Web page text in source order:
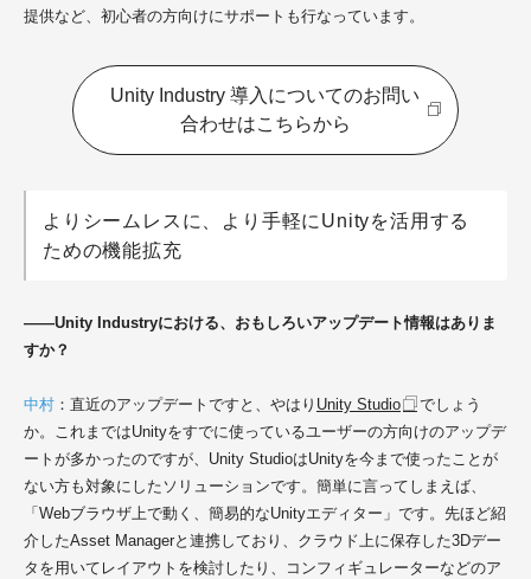
提供など、初心者の方向けにサポートも行なっています。
Unity Industry 導入についてのお問い
合わせはこちらから
よりシームレスに、より手軽にUnityを活用する
ための機能拡充
――Unity Industryにおける、おもしろいアップデート情報はありま
すか？
中村 ：直近のアップデートですと、やはり Unity Studio
でしょう
か。これまではUnityをすでに使っているユーザーの方向けのアップデ
ートが多かったのですが、Unity StudioはUnityを今まで使ったことが
ない方も対象にしたソリューションです。簡単に言ってしまえば、
「Webブラウザ上で動く、簡易的なUnityエディター」です。先ほど紹
介したAsset Managerと連携しており、クラウド上に保存した3Dデー
タを用いてレイアウトを検討したり、コンフィギュレーターなどのア